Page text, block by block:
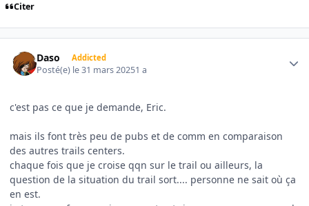
Citer
Daso Addicted
Posté(e) le 31 mars 20251 a
c'est pas ce que je demande, Eric.
mais ils font très peu de pubs et de comm en comparaison
des autres trails centers.
chaque fois que je croise qqn sur le trail ou ailleurs, la
question de la situation du trail sort.... personne ne sait où ça
en est.